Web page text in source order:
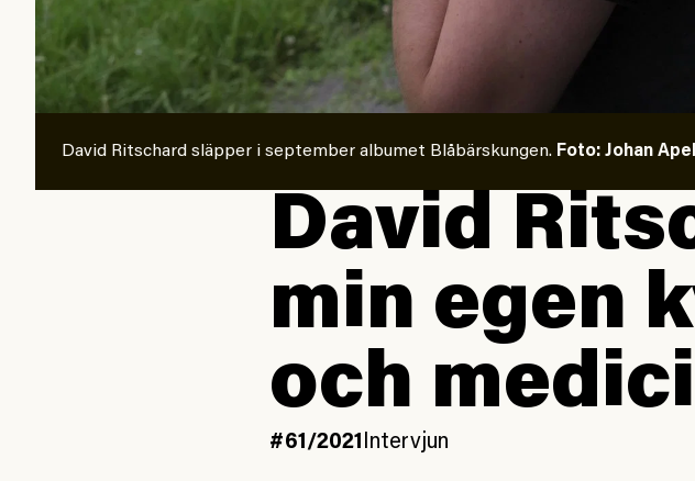
David Ritschard släpper i september albumet Blåbärskungen. Foto: Johan
David
min egen
och
#61/2021 Intervjun